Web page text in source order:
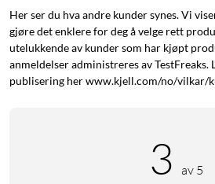
Her ser du hva andre kunder synes. Vi
gjøre det enklere for deg å velge rett
utelukkende av kunder som har kjøpt
anmeldelser administreres av TestFreaks.
publisering her www.kjell.com/no/vilkar/
3 av 5